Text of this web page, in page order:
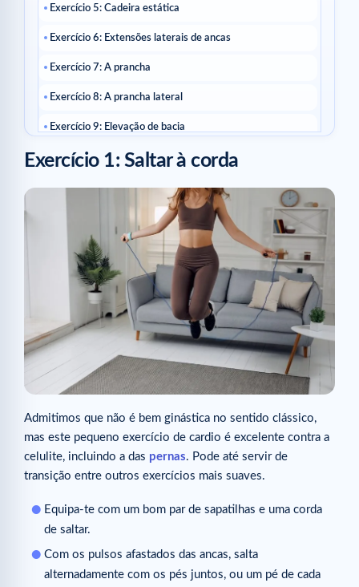
Exercício 5: Cadeira estática
Exercício 6: Extensões laterais de ancas
Exercício 7: A prancha
Exercício 8: A prancha lateral
Exercício 9: Elevação de bacia
Exercício 10: Jumping Jacks
Exercício 1: Saltar à corda
Admitimos que não é bem ginástica no sentido clássico,
mas este pequeno exercício de cardio é excelente contra a
celulite, incluindo a das pernas. Pode até servir de
transição entre outros exercícios mais suaves.
Equipa-te com um bom par de sapatilhas e uma corda
de saltar.
Com os pulsos afastados das ancas, salta
alternadamente com os pés juntos, ou um pé de cada